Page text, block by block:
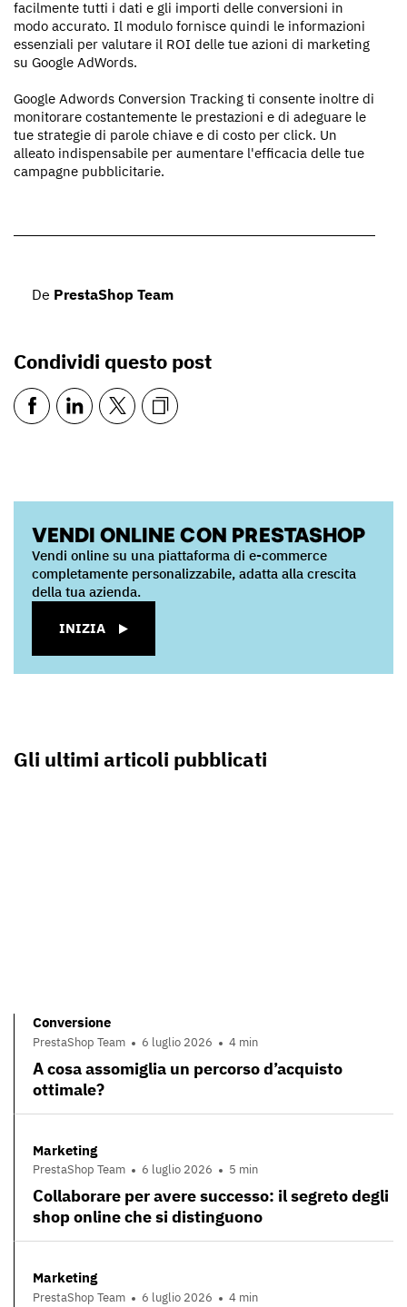
facilmente tutti i dati e gli importi delle conversioni in
modo accurato. Il modulo fornisce quindi le informazioni
essenziali per valutare il ROI delle tue azioni di marketing
su Google AdWords.
Google Adwords Conversion Tracking ti consente inoltre di
monitorare costantemente le prestazioni e di adeguare le
tue strategie di parole chiave e di costo per click. Un
alleato indispensabile per aumentare l'efficacia delle tue
campagne pubblicitarie.
De PrestaShop Team
Condividi questo post
VENDI ONLINE CON PRESTASHOP
Vendi online su una piattaforma di e-commerce
completamente personalizzabile, adatta alla crescita
della tua azienda.
INIZIA
Gli ultimi articoli pubblicati
Conversione
PrestaShop Team 6 luglio 2026 4 min
A cosa assomiglia un percorso d’acquisto
ottimale?
Marketing
PrestaShop Team 6 luglio 2026 5 min
Collaborare per avere successo: il segreto degli
shop online che si distinguono
Marketing
PrestaShop Team 6 luglio 2026 4 min